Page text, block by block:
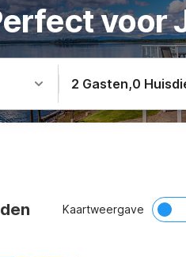
voor
2 Gasten,0
Kaartweergave